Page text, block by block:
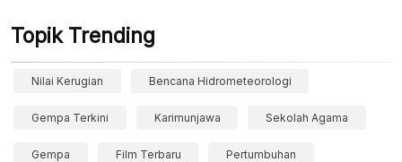
Topik Trending
Nilai Kerugian Bencana Hidrometeorologi
Gempa Terkini Karimunjawa Sekolah Agama
Gempa Film Terbaru Pertumbuhan